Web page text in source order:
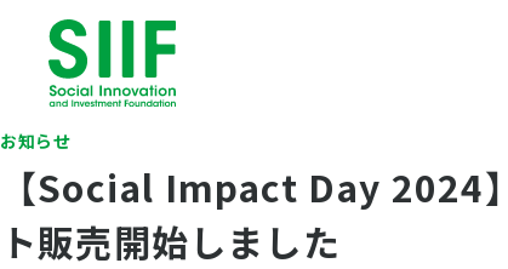
お知らせ
【Social Impact Day 2024
ト販売開始しました